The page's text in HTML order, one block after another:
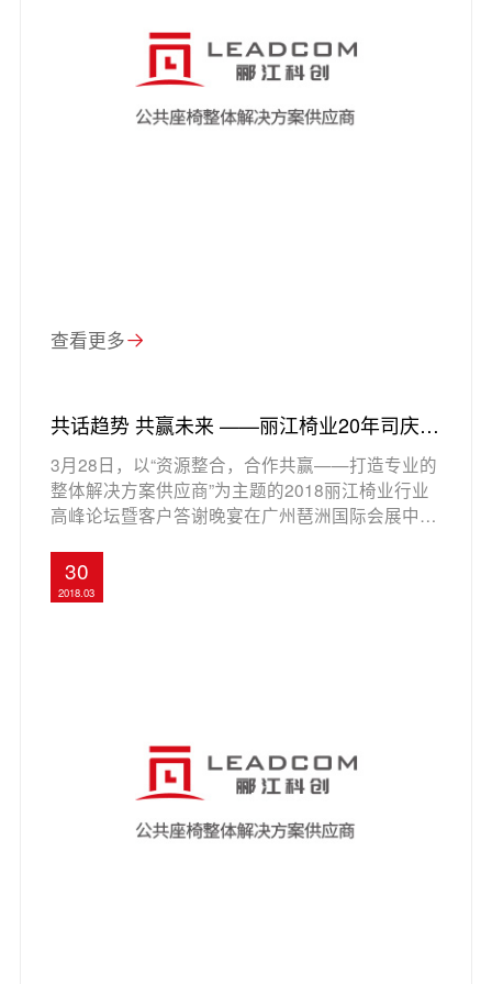
查看更多
共话趋势 共赢未来 ——丽江椅业20年司庆盛
典暨行业高峰论坛举行
3月28日，以“资源整合，合作共赢——打造专业的
整体解决方案供应商”为主题的2018丽江椅业行业
高峰论坛暨客户答谢晚宴在广州琶洲国际会展中心
志、丽江椅业营销中心总经理张建伟、丽江椅业集
团工程研究中心总经理刘恒科、西北工业大学余隋
30
2018.03